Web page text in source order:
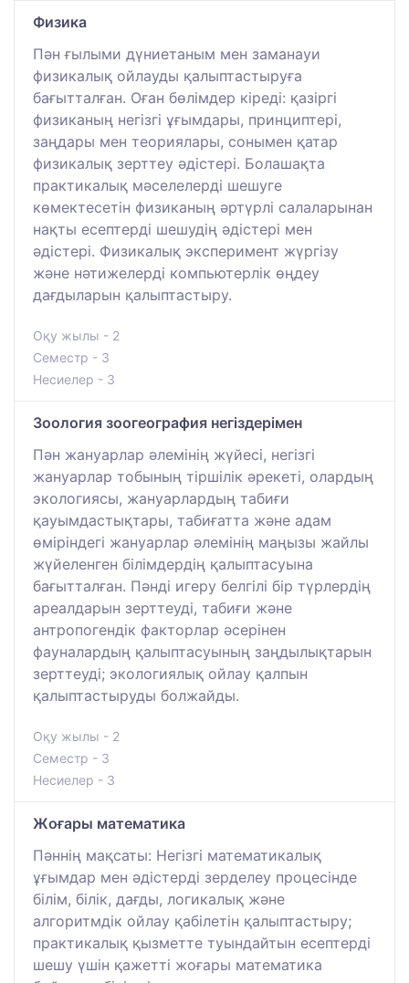
Физика
Пән ғылыми дүниетаным мен заманауи
физикалық ойлауды қалыптастыруға
бағытталған. Оған бөлімдер кіреді: қазіргі
физиканың негізгі ұғымдары, принциптері,
заңдары мен теориялары, сонымен қатар
физикалық зерттеу әдістері. Болашақта
практикалық мәселелерді шешуге
көмектесетін физиканың әртүрлі салаларынан
нақты есептерді шешудің әдістері мен
әдістері. Физикалық эксперимент жүргізу
және нәтижелерді компьютерлік өңдеу
дағдыларын қалыптастыру.
Оқу жылы - 2
Семестр - 3
Несиелер - 3
Зоология зоогеография негіздерімен
Пән жануарлар әлемінің жүйесі, негізгі
жануарлар тобының тіршілік әрекеті, олардың
экологиясы, жануарлардың табиғи
қауымдастықтары, табиғатта және адам
өміріндегі жануарлар әлемінің маңызы жайлы
жүйеленген білімдердің қалыптасуына
бағытталған. Пәнді игеру белгілі бір түрлердің
ареалдарын зерттеуді, табиғи және
антропогендік факторлар әсерінен
фауналардың қалыптасуының заңдылықтарын
зерттеуді; экологиялық ойлау қалпын
қалыптастыруды болжайды.
Оқу жылы - 2
Семестр - 3
Несиелер - 3
Жоғары математика
Пәннің мақсаты: Негізгі математикалық
ұғымдар мен әдістерді зерделеу процесінде
білім, білік, дағды, логикалық және
алгоритмдік ойлау қабілетін қалыптастыру;
практикалық қызметте туындайтын есептерді
шешу үшін қажетті жоғары математика